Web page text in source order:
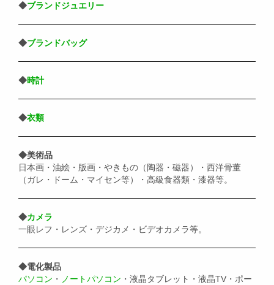
◆ブランドジュエリー
◆ブランドバッグ
◆時計
◆衣類
◆美術品
日本画・油絵・版画・やきもの（陶器・磁器）・西洋骨董
（ガレ・ドーム・マイセン等）・高級食器類・漆器等。
◆カメラ
一眼レフ・レンズ・デジカメ・ビデオカメラ等。
◆電化製品
パソコン ・ ノートパソコン ・液晶タブレット・液晶TV・ポー